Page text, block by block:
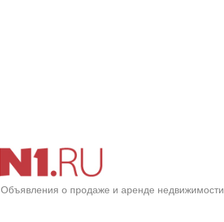
Объявления о продаже и аренде недвижимости